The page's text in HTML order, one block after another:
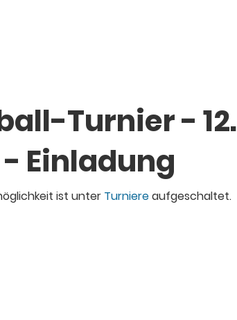
Turnier - 12.
Einladung
ist unter Turniereaufgeschaltet.